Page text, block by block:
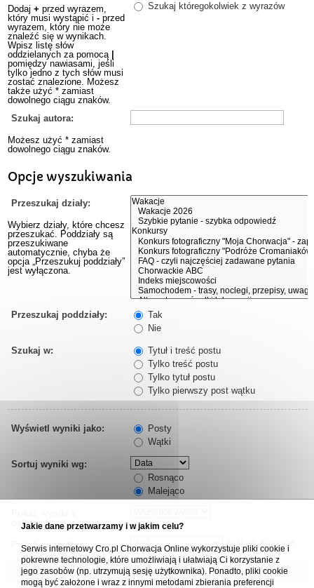
Dodaj + przed wyrazem,
który musi wystąpić i - przed
wyrazem, który nie może
znaleźć się w wynikach.
Wpisz listę słów
oddzielanych za pomocą
pomiędzy nawiasami, jeśli
tylko jedno z tych słów musi
zostać znalezione. Możesz
także użyć * zamiast
dowolnego ciągu znaków.
Szukaj któregokolwiek z wyrazów
Szukaj autora:
Możesz użyć * zamiast
dowolnego ciągu znaków.
Opcje wyszukiwania
Przeszukaj działy:
Wybierz działy, które chcesz
przeszukać. Poddziały są
przeszukiwane
automatycznie, chyba że
opcja „Przeszukuj poddziały”
jest wyłączona.
Przeszukaj poddziały:
Tak
Nie
Szukaj w:
Tytuł i treść postu
Tylko treść postu
Tylko tytuł postu
Tylko pierwszy post wątku
Wyświetl wyniki jako:
Posty
Wątki
Sortuj wyniki wg:
Rosnąco
Malejąco
ostatnich:
Pokaż pierwsze:
Jakie dane przetwarzamy i w jakim celu?
Serwis internetowy Cro.pl Chorwacja Online wykorzystuje pliki cookie i
pokrewne technologie, które umożliwiają i ułatwiają Ci korzystanie z
jego zasobów (np. utrzymują sesję użytkownika). Ponadto, pliki cookie
mogą być założone i wraz z innymi metodami zbierania preferencji